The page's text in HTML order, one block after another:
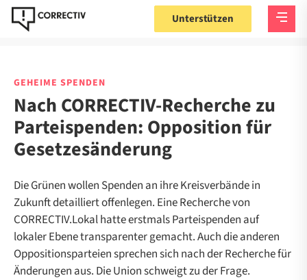
Unterstützen
GEHEIME SPENDEN
Nach CORRECTIV-Recherche zu
Parteispenden: Opposition für
Gesetzesänderung
Die Grünen wollen Spenden an ihre Kreisverbände in
Zukunft detailliert offenlegen. Eine Recherche von
CORRECTIV.Lokal hatte erstmals Parteispenden auf
lokaler Ebene transparenter gemacht. Auch die anderen
Oppositionsparteien sprechen sich nach der Recherche für
Änderungen aus. Die Union schweigt zu der Frage.